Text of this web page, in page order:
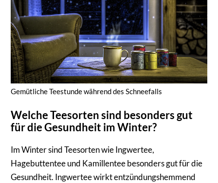
Gemütliche Teestunde während des Schneefalls
Welche Teesorten sind besonders gut
für die Gesundheit im Winter?
Im Winter sind Teesorten wie Ingwertee,
Hagebuttentee und Kamillentee besonders gut für die
Gesundheit. Ingwertee wirkt entzündungshemmend